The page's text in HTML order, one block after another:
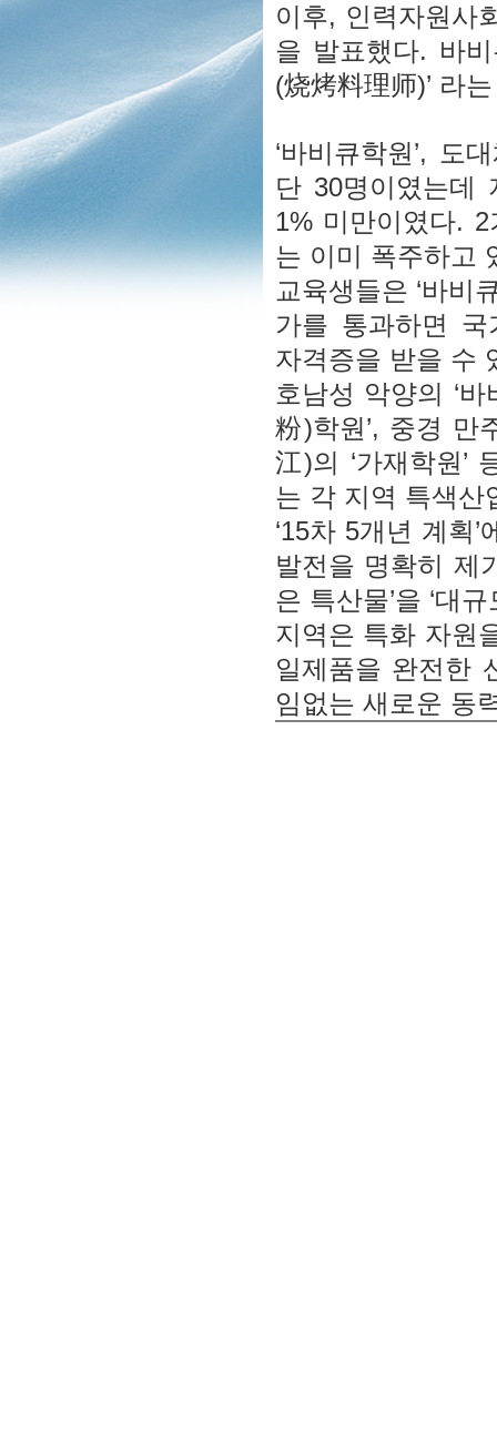
이후, 인력자원사
을 발표했다. 바
(烧烤料理师)’ 라
‘바비큐학원’, 도
단 30명이였는데
1% 미만이였다.
는 이미 폭주하고
교육생들은 ‘바비
가를 통과하면 국
자격증을 받을 수
호남성 악양의 ‘
粉)학원’, 중경 만
江)의 ‘가재학원’
는 각 지역 특색산
‘15차 5개년 계획
발전을 명확히 제
은 특산물’을 ‘대
지역은 특화 자원
일제품을 완전한
임없는 새로운 동